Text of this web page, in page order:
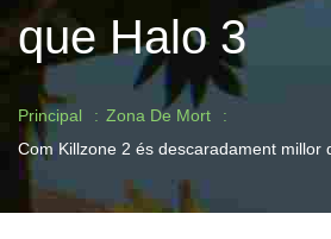
que Halo 3
Principal
Zona De Mort
Com Killzone 2 és descaradament millor